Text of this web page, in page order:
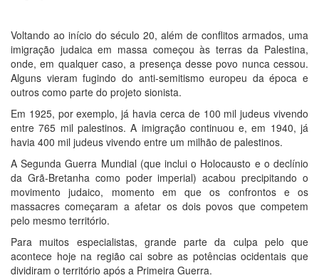
Voltando ao início do século 20, além de conflitos armados, uma
imigração judaica em massa começou às terras da Palestina,
onde, em qualquer caso, a presença desse povo nunca cessou.
Alguns vieram fugindo do anti-semitismo europeu da época e
outros como parte do projeto sionista.
Em 1925, por exemplo, já havia cerca de 100 mil judeus vivendo
entre 765 mil palestinos. A imigração continuou e, em 1940, já
havia 400 mil judeus vivendo entre um milhão de palestinos.
A Segunda Guerra Mundial (que inclui o Holocausto e o declínio
da Grã-Bretanha como poder imperial) acabou precipitando o
movimento judaico, momento em que os confrontos e os
massacres começaram a afetar os dois povos que competem
pelo mesmo território.
Para muitos especialistas, grande parte da culpa pelo que
acontece hoje na região cai sobre as potências ocidentais que
dividiram o território após a Primeira Guerra.